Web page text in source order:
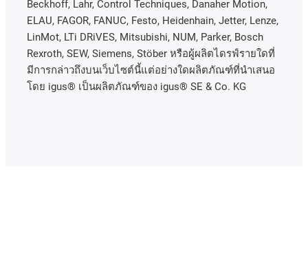
Beckhoff, Lahr, Control Techniques, Danaher Motion,
ELAU, FAGOR, FANUC, Festo, Heidenhain, Jetter, Lenze,
LinMot, LTi DRiVES, Mitsubishi, NUM, Parker, Bosch
Rexroth, SEW, Siemens, Stöber หรือผู้ผลิตไดรฟ์รายใดที่
มีการกล่าวถึงบนเว็บไซต์นี้แต่อย่างใดผลิตภัณฑ์ที่นําเสนอ
โดย igus® เป็นผลิตภัณฑ์ของ igus® SE & Co. KG